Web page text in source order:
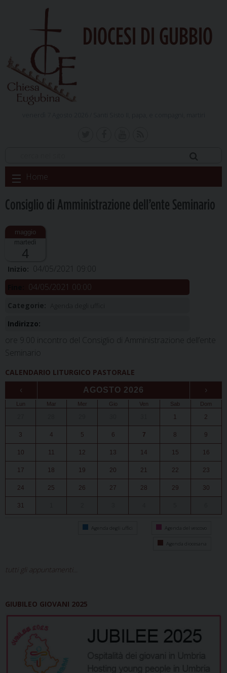
DIOCESI DI GUBBIO
Skip
to
Home
Consiglio di Amministrazione dell’ente Seminario
martedì
4
Inizio: 04/05/2021 09:00
04/05/2021 00:00
Categorie:
Indirizzo:
ore 9.00 incontro del Consiglio di Amministrazione dell’ente
Seminario
CALENDARIO LITURGICO PASTORALE
‹ AGOSTO 2026 ›
Lun Mar Mer Gio Ven Sab Dom
1 2
3 4 5 6 7 8 9
10 11 12 13 14 15 16
17 18 19 20 21 22 23
24 25 26 27 28 29 30
31
Agenda degli uffici Agenda del vescovo
Agenda diocesana
tutti gli appuntamenti...
GIUBILEO GIOVANI 2025